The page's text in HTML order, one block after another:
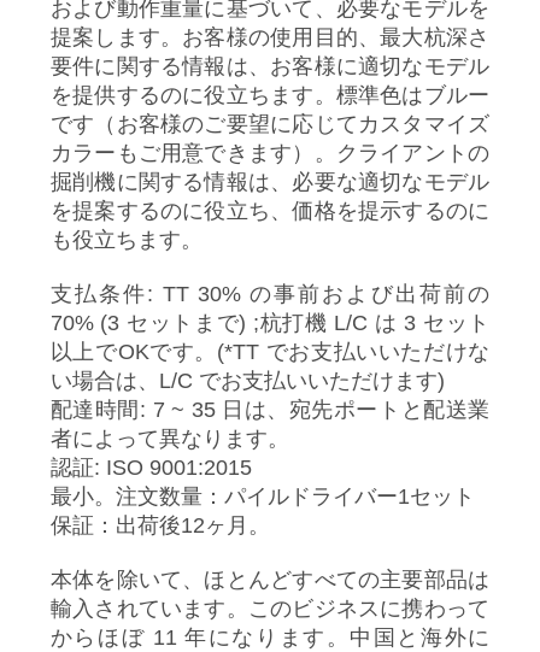
および動作重量に基づいて、必要なモデルを
提案します。お客様の使用目的、最大杭深さ
要件に関する情報は、お客様に適切なモデル
を提供するのに役立ちます。標準色はブルー
です（お客様のご要望に応じてカスタマイズ
カラーもご用意できます）。クライアントの
掘削機に関する情報は、必要な適切なモデル
を提案するのに役立ち、価格を提示するのに
も役立ちます。
支払条件: TT 30% の事前および出荷前の
70% (3 セットまで) ;杭打機 L/C は 3 セット
以上でOKです。(*TT でお支払いいただけな
い場合は、L/C でお支払いいただけます)
配達時間: 7 ~ 35 日は、宛先ポートと配送業
者によって異なります。
認証: ISO 9001:2015
最小。注文数量：パイルドライバー1セット
保証：出荷後12ヶ月。
本体を除いて、ほとんどすべての主要部品は
輸入されています。このビジネスに携わって
からほぼ 11 年になります。中国と海外に